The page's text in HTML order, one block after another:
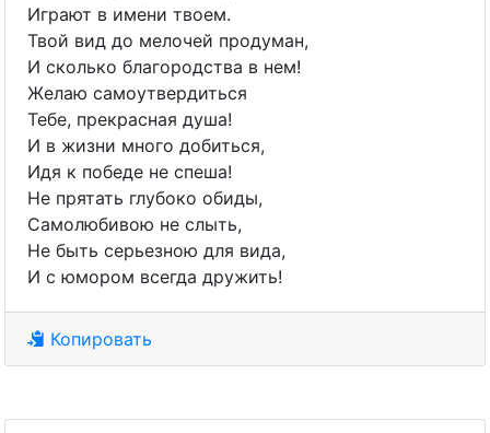
Играют в имени твоем.
Твой вид до мелочей продуман,
И сколько благородства в нем!
Желаю самоутвердиться
Тебе, прекрасная душа!
И в жизни много добиться,
Идя к победе не спеша!
Не прятать глубоко обиды,
Самолюбивою не слыть,
Не быть серьезною для вида,
И с юмором всегда дружить!
Копировать